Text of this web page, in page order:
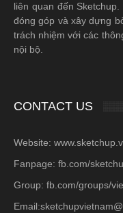
liên quan đến
đóng góp và xây dựng
trách nhiệm với các
nội bộ.
CONTACT US
Website:
Fanpage: fb.com/
Group: fb.com/groups/